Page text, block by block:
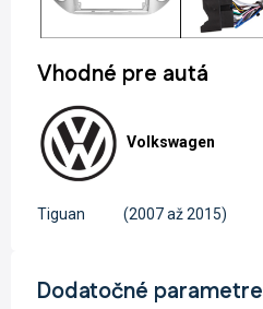
Vhodné pre autá
Volkswagen
Tiguan (2007 až 2015)
Dodatočné parametre